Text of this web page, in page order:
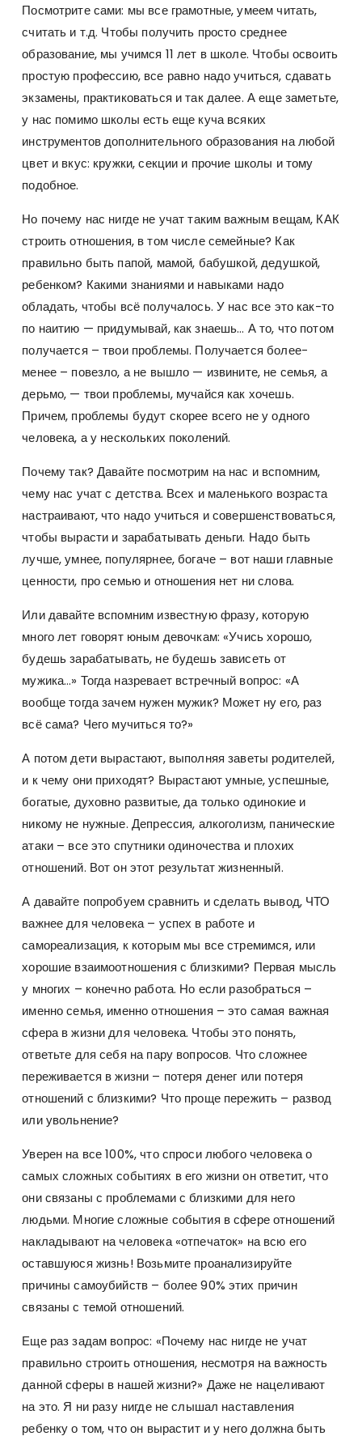
Посмотрите сами: мы все грамотные, умеем читать,
считать и т.д. Чтобы получить просто среднее
образование, мы учимся 11 лет в школе. Чтобы освоить
простую профессию, все равно надо учиться, сдавать
экзамены, практиковаться и так далее. А еще заметьте,
у нас помимо школы есть еще куча всяких
инструментов дополнительного образования на любой
цвет и вкус: кружки, секции и прочие школы и тому
подобное.
Но почему нас нигде не учат таким важным вещам, КАК
строить отношения, в том числе семейные? Как
правильно быть папой, мамой, бабушкой, дедушкой,
ребенком? Какими знаниями и навыками надо
обладать, чтобы всё получалось. У нас все это как-то
по наитию — придумывай, как знаешь… А то, что потом
получается – твои проблемы. Получается более-
менее – повезло, а не вышло — извините, не семья, а
дерьмо, — твои проблемы, мучайся как хочешь.
Причем, проблемы будут скорее всего не у одного
человека, а у нескольких поколений.
Почему так? Давайте посмотрим на нас и вспомним,
чему нас учат с детства. Всех и маленького возраста
настраивают, что надо учиться и совершенствоваться,
чтобы вырасти и зарабатывать деньги. Надо быть
лучше, умнее, популярнее, богаче – вот наши главные
ценности, про семью и отношения нет ни слова.
Или давайте вспомним известную фразу, которую
много лет говорят юным девочкам: «Учись хорошо,
будешь зарабатывать, не будешь зависеть от
мужика…» Тогда назревает встречный вопрос: «А
вообще тогда зачем нужен мужик? Может ну его, раз
всё сама? Чего мучиться то?»
А потом дети вырастают, выполняя заветы родителей,
и к чему они приходят? Вырастают умные, успешные,
богатые, духовно развитые, да только одинокие и
никому не нужные. Депрессия, алкоголизм, панические
атаки – все это спутники одиночества и плохих
отношений. Вот он этот результат жизненный.
А давайте попробуем сравнить и сделать вывод, ЧТО
важнее для человека – успех в работе и
самореализация, к которым мы все стремимся, или
хорошие взаимоотношения с близкими? Первая мысль
у многих – конечно работа. Но если разобраться –
именно семья, именно отношения – это самая важная
сфера в жизни для человека. Чтобы это понять,
ответьте для себя на пару вопросов. Что сложнее
переживается в жизни – потеря денег или потеря
отношений с близкими? Что проще пережить – развод
или увольнение?
Уверен на все 100%, что спроси любого человека о
самых сложных событиях в его жизни он ответит, что
они связаны с проблемами с близкими для него
людьми. Многие сложные события в сфере отношений
накладывают на человека «отпечаток» на всю его
оставшуюся жизнь! Возьмите проанализируйте
причины самоубийств – более 90% этих причин
связаны с темой отношений.
Еще раз задам вопрос: «Почему нас нигде не учат
правильно строить отношения, несмотря на важность
данной сферы в нашей жизни?» Даже не нацеливают
на это. Я ни разу нигде не слышал наставления
ребенку о том, что он вырастит и у него должна быть